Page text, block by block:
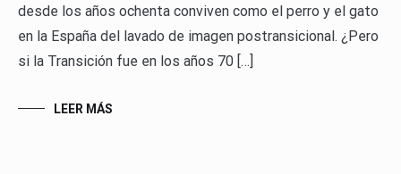
desde los años ochenta conviven como el perro y el gato
en la España del lavado de imagen postransicional. ¿Pero
si la Transición fue en los años 70 […]
LEER MÁS